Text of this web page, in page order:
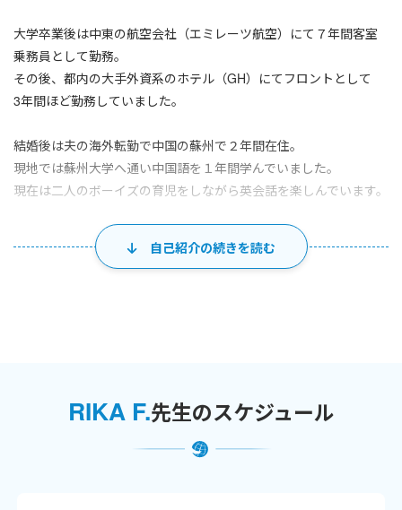
大学卒業後は中東の航空会社（エミレーツ航空）にて７年間客室
乗務員として勤務。
その後、都内の大手外資系のホテル（GH）にてフロントとして
3年間ほど勤務していました。
結婚後は夫の海外転勤で中国の蘇州で２年間在住。
現地では蘇州大学へ通い中国語を１年間学んでいました。
現在は二人のボーイズの育児をしながら英会話を楽しんでいます。
＜My Strength＞
英語でのコミュニケーション力！
フロントではお客様の意見や要望などを聞きながら応える、
時には難しい場面に直面したりとメンタル面でも存分に鍛えられ
自己紹介の続きを読む
RIKA F.先生のスケジュール